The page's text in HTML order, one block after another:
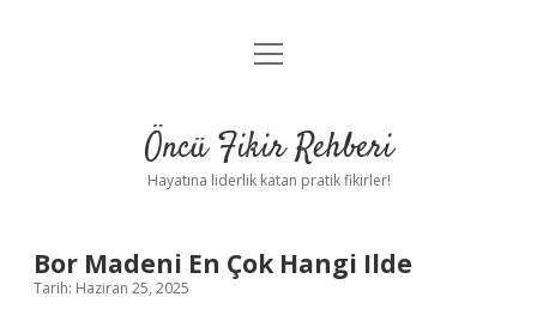
Anasayfa
Yasal Uyarı
menüyü
Öncü Fikir Rehberi
Hayatına liderlik katan pratik fikirler!
Bor Madeni En Çok Hangi Ilde
Tarih: Haziran 25, 2025